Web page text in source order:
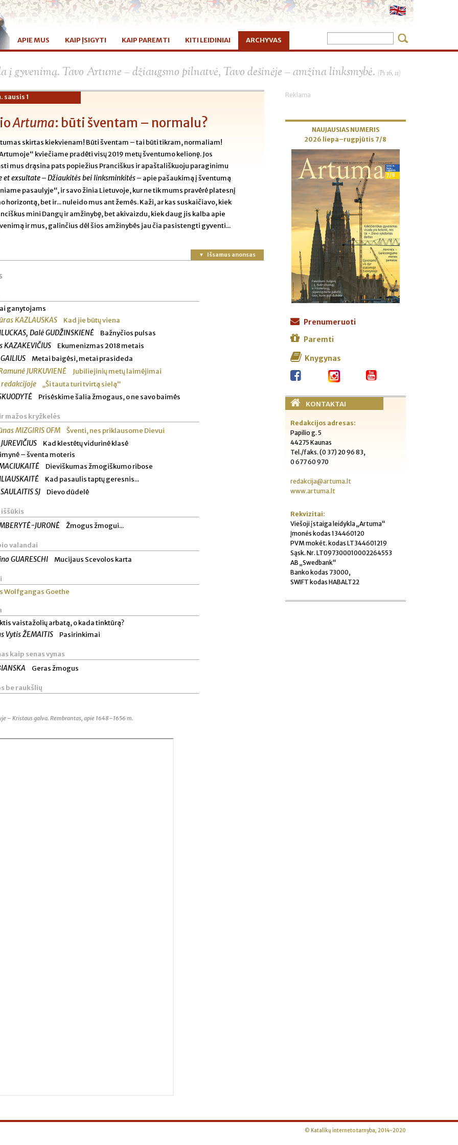
APIE MUS KAIP ĮSIGYTI KAIP PAREMTI KITI LEIDINIAI ARCHYVAS
į gyvenimą. Tavo Artume – džiaugsmo pilnatvė, Tavo dešinėje – amžina linksmybė. (Ps 16, 11)
sausis 1
Artuma: būti šventam – normalu?
skirtas kiekvienam! Būti šventam – tai būti tikram, normaliam!
kviečiame pradėti visų 2019 metų šventumo kelionę. Jos
mus drąsina pats popiežius Pranciškus ir apaštališkuoju paraginimu
et exsultate–Džiaukitės bei linksminkitės– apie pašaukimą į šventumą
pasaulyje“, ir savo žinia Lietuvoje, kur ne tik mums pravėrė platesnį
horizontą, bet ir... nuleido mus ant žemės. Kaži, ar kas suskaičiavo, kiek
mini Dangų ir amžinybę, bet akivaizdu, kiek daug jis kalba apie
ir mus, galinčius dėl šios amžinybės jau čia pasistengti gyventi...
Išsamus anonsas
ganytojams
KAZLAUSKAS Kad jie būtų viena
Dalė GUDŽINSKIENĖ Bažnyčios pulsas
KAZAKEVIČIUS Ekumenizmas 2018 metais
Metai baigėsi, metai prasideda
JURKUVIENĖ Jubiliejinių metų laimėjimai
„Ši tauta turi tvirtą sielą“
Prisėskime šalia žmogaus, o ne savo baimės
mažos kryžkelės
MIZGIRIS OFM Šventi, nes priklausome Dievui
Kad klestėtų vidurinė klasė
– šventa moteris
Dieviškumas žmogiškumo ribose
Kad pasaulis taptų geresnis...
SJ Dievo dūdelė
iššūkis
JURONĖ Žmogus žmogui...
valandai
GUARESCHI Mucijaus Scevolos karta
Wolfgangas Goethe
vaistažolių arbatą, o kada tinktūrą?
Vytis ŽEMAITIS Pasirinkimai
kaip senas vynas
Geras žmogus
be raukšlių
– Kristaus galva. Rembrantas, apie 1648–1656 m.
Reklama
NAUJAUSIAS NUMERIS
2026 liepa–rugpjūtis 7/8
Prenumeruoti
Paremti
Knygynas
KONTAKTAI
Redakcijos adresas:
Papilio g. 5
44275 Kaunas
Tel./faks. (0 37) 20 96 83,
0 677 60 970
redakcija@artuma.lt
www.artuma.lt
Rekvizitai:
Viešoji įstaiga leidykla „Artuma“
Įmonės kodas 134460120
PVM mokėt. kodas LT344601219
Sąsk. Nr. LT097300010002264553
AB „Swedbank“
Banko kodas 73000,
SWIFT kodas HABALT22
© Katalikų interneto tarnyba, 2014-2020